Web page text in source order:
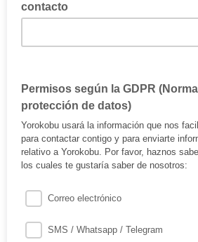
contacto
Permisos según la GDPR
protección de datos)
Yorokobu usará la información que nos
para contactar contigo y para enviarte
relativo a Yorokobu. Por favor, haznos
los cuales te gustaría saber de nosotros:
Correo electrónico
SMS / Whatsapp / Telegram